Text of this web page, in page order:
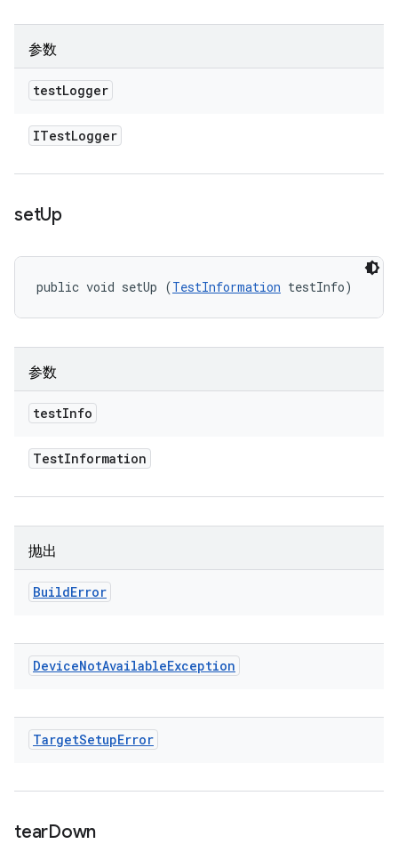
参数
testLogger
ITestLogger
setUp
public void setUp (TestInformation testInfo)
参数
testInfo
TestInformation
抛出
BuildError
DeviceNotAvailableException
TargetSetupError
tearDown